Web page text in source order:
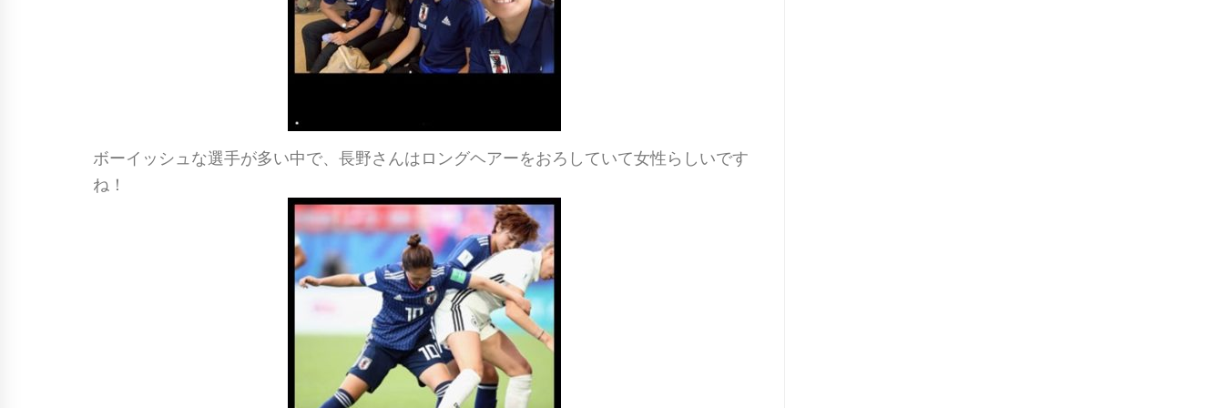
ボーイッシュな選手が多い中で、長野さんはロングヘアーをおろしていて女性らしいです
ね！